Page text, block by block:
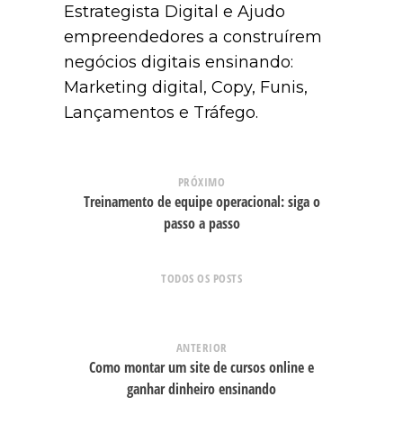
Estrategista Digital e Ajudo
empreendedores a construírem
negócios digitais ensinando:
Marketing digital, Copy, Funis,
Lançamentos e Tráfego.
PRÓXIMO
Treinamento de equipe operacional: siga o
passo a passo
TODOS OS POSTS
ANTERIOR
Como montar um site de cursos online e
ganhar dinheiro ensinando